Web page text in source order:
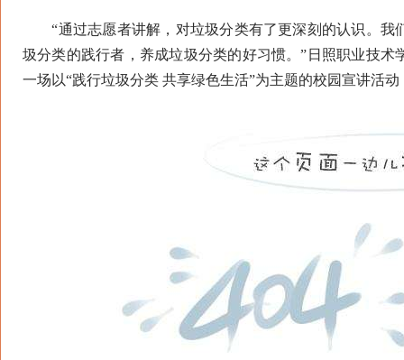
“通过志愿者讲解，对垃圾分类有了更深刻的认识。我
圾分类的践行者，养成垃圾分类的好习惯。”日照职业技
一场以“践行垃圾分类 共享绿色生活”为主题的校园宣讲活